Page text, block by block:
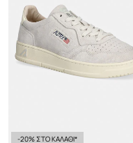
-20% ΣΤΟ ΚΑΛΑΘΙ*